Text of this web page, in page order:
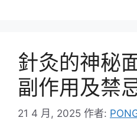
針灸的神秘
副作用及禁
21 4 月, 2025 作者: